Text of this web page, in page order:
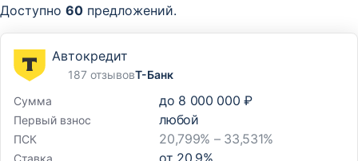
Доступно 60 предложений.
Автокредит
187 отзывовТ-Банк
Сумма
до 8 000 000 ₽
Первый взнос любой
ПСК 20,799% – 33,531%
Ставка от 20,9%